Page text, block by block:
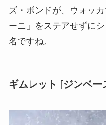
ズ・ボンドが、ウォッ
ーニ」をステアせずに
名ですね。
ギムレット [ジンベー